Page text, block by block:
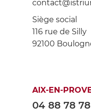
Siège social
116 rue de Silly
92100
AIX-EN-
04 88 78